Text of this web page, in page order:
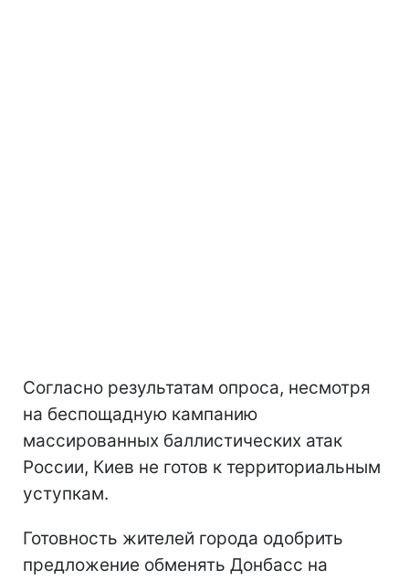
Согласно результатам опроса, несмотря
на беспощадную кампанию
массированных баллистических атак
России, Киев не готов к территориальным
уступкам.
Готовность жителей города одобрить
предложение обменять Донбасс на